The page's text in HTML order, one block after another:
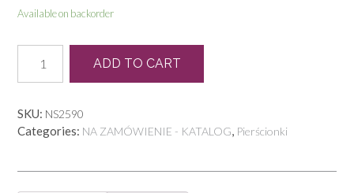
Available on backorder
0791
quantity
ADD TO CART
SKU: NS2590
Categories: NA ZAMÓWIENIE - KATALOG, Pierścionki